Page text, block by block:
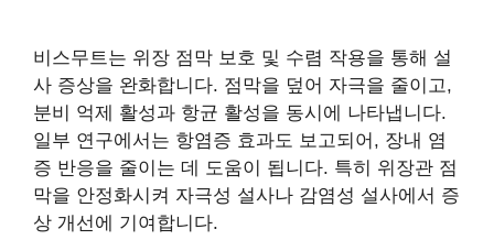
비스무트는 위장 점막 보호 및 수렴 작용을 통해 설
사 증상을 완화합니다. 점막을 덮어 자극을 줄이고,
분비 억제 활성과 항균 활성을 동시에 나타냅니다.
일부 연구에서는 항염증 효과도 보고되어, 장내 염
증 반응을 줄이는 데 도움이 됩니다. 특히 위장관 점
막을 안정화시켜 자극성 설사나 감염성 설사에서 증
상 개선에 기여합니다.